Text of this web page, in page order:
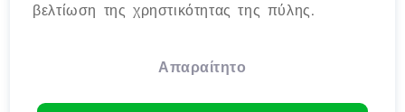
βελτίωση της χρηστικότητας της πύλης.
Απαραίτητο